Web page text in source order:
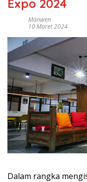
Expo 2024
Manwen
10 Maret 2024
Dalam rangka